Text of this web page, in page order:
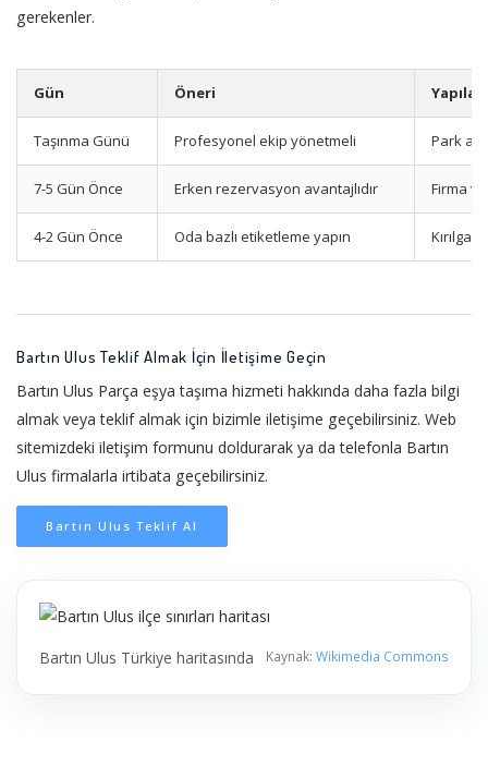
gerekenler.
Gün Öneri
Taşınma Günü Profesyonel ekip yönetmeli Park
7-5 Gün Önce Erken rezervasyon avantajlıdır Firma
4-2 Gün Önce Oda bazlı etiketleme yapın
Bartın Ulus Teklif Almak İçin İletişime Geçin
Bartın Ulus Parça eşya taşıma hizmeti hakkında daha fazla bilgi
almak veya teklif almak için bizimle iletişime geçebilirsiniz. Web
sitemizdeki iletişim formunu doldurarak ya da telefonla Bartın
Ulus firmalarla irtibata geçebilirsiniz.
Bartın Ulus Teklif Al
Bartın Ulus Türkiye haritasında Kaynak: Wikimedia Commons